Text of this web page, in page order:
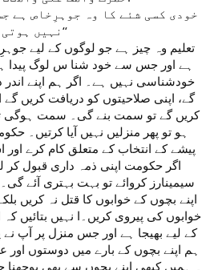
نہیں ہوتی۔‘‘
تعلیم وہ چیز ہے جو لوگوں کے لیے
ہے اور جس سے خود شنا س لوگ پیدا
خودشناسی نہیں ہے۔ اگر ہم اپنے اندر
گے، اپنی صلاحیتوں کو دریافت کریں گے
کریں گے تو سمت بنے گی۔ سمت ہوگی
ہو تو پھر منزلیں نہیں آیا کرتیں۔
پیشے کے انتخاب کے متعلق کام کرے
اگر حکومت اپنی ذمہ داری قبول کر
سیمینارز کروائے تو بہت بہتری آئے
اپنے بچوں کے خوابوں کا قتل نہ کریں
خوابوں کی پیروی کریں۔ا نہیں بتائیں
کے لیے بھیجا ہے اور جس منزل پر آپ نے
ہم اپنے بچوں کے بارے میں دوستوں اور
۔ ہمیں کبھی اپنے بچوں سے بھی پوچھنا